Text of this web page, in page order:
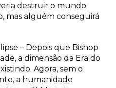
destruir o mundo
mas alguém conseguirá
– Depois que Bishop
a dimensão da Era do
Agora, sem o
a humanidade